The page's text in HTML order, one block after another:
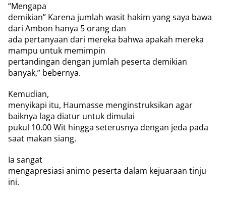
“Mengapa
demikian” Karena jumlah wasit hakim yang saya bawa
dari Ambon hanya 5 orang dan
ada pertanyaan dari mereka bahwa apakah mereka
mampu untuk memimpin
pertandingan dengan jumlah peserta demikian
banyak,” bebernya.
Kemudian,
menyikapi itu, Haumasse menginstruksikan agar
baiknya laga diatur untuk dimulai
pukul 10.00 Wit hingga seterusnya dengan jeda pada
saat makan siang.
Ia sangat
mengapresiasi animo peserta dalam kejuaraan tinju
ini.